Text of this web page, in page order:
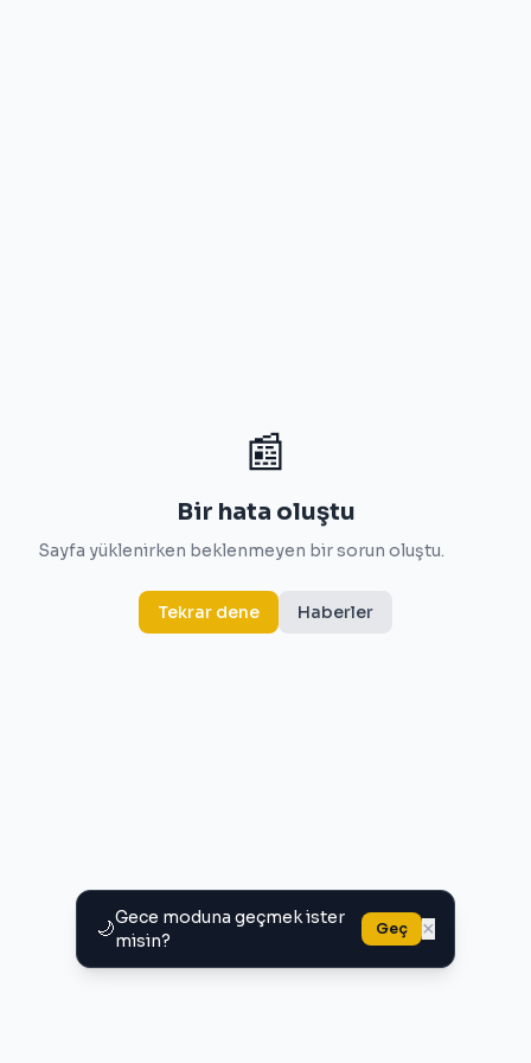
🌙Gece moduna geçmek ister
misin?
Geç ×
📰
Bir hata oluştu
Sayfa yüklenirken beklenmeyen bir sorun oluştu.
Tekrar dene Haberler